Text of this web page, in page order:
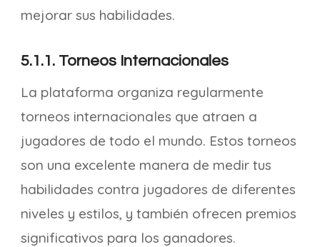
mejorar sus habilidades.
5.1.1. Torneos Internacionales
La plataforma organiza regularmente
torneos internacionales que atraen a
jugadores de todo el mundo. Estos torneos
son una excelente manera de medir tus
habilidades contra jugadores de diferentes
niveles y estilos, y también ofrecen premios
significativos para los ganadores.